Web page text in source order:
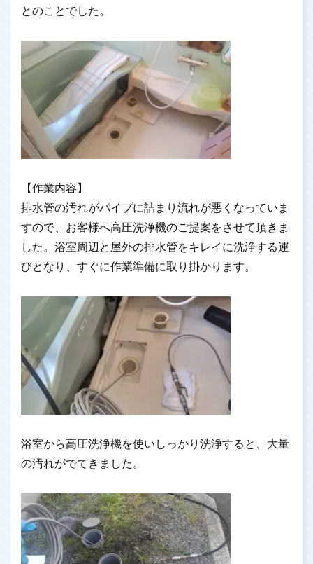
とのことでした。
【作業内容】
排水管の汚れがパイプに詰まり流れが悪くなっていま
すので、お客様へ高圧洗浄機のご提案をさせて頂きま
した。浴室周辺と屋外の排水管をキレイに洗浄する運
びとなり、すぐに作業準備に取り掛かります。
浴室から高圧洗浄機を使いしっかり洗浄すると、大量
の汚れがでてきました。